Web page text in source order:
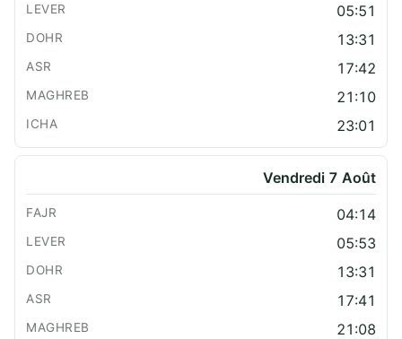
05:51
13:31
17:42
21:10
23:01
Vendredi 7 Août
04:14
05:53
13:31
17:41
21:08